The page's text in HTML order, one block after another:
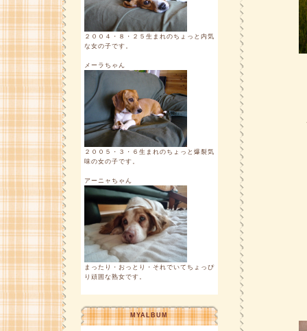
２００４・８・２５生まれのちょっと内気
な女の子です。
メーラちゃん
２００５・３・６生まれのちょっと爆裂気
味の女の子です。
アーニャちゃん
まったり・おっとり・それでいてちょっぴ
り頑固な熟女です。
MYALBUM